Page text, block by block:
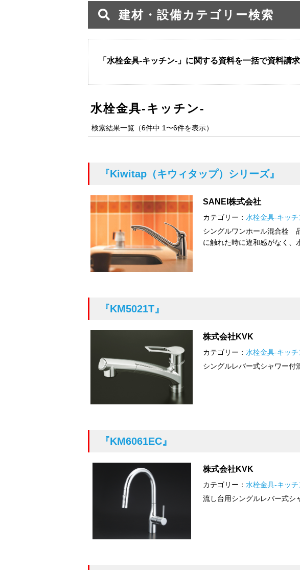
建材・設備カテゴリー検索
「水栓金具-キッチン-」に関する資料を一括で資料請求
水栓金具-キッチン-
検索結果一覧（6件中 1〜6件を表示）
『Kiwitap（キウィタップ）シリーズ』
SANEI株式会社
カテゴリー： 水栓金具-キッチ
シングルワンホール混合栓
に触れた時に違和感がなく、
『KM5021T』
株式会社KVK
カテゴリー： 水栓金具-キッチ
シングルレバー式シャワー付
『KM6061EC』
株式会社KVK
カテゴリー： 水栓金具-キッチ
流し台用シングルレバー式シ